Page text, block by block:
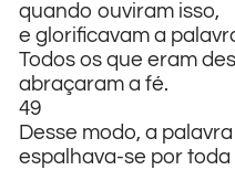
quando ouviram isso,
e glorificavam a
Todos os que eram
abraçaram a fé.
49
Desse modo, a
espalhava-se por toda